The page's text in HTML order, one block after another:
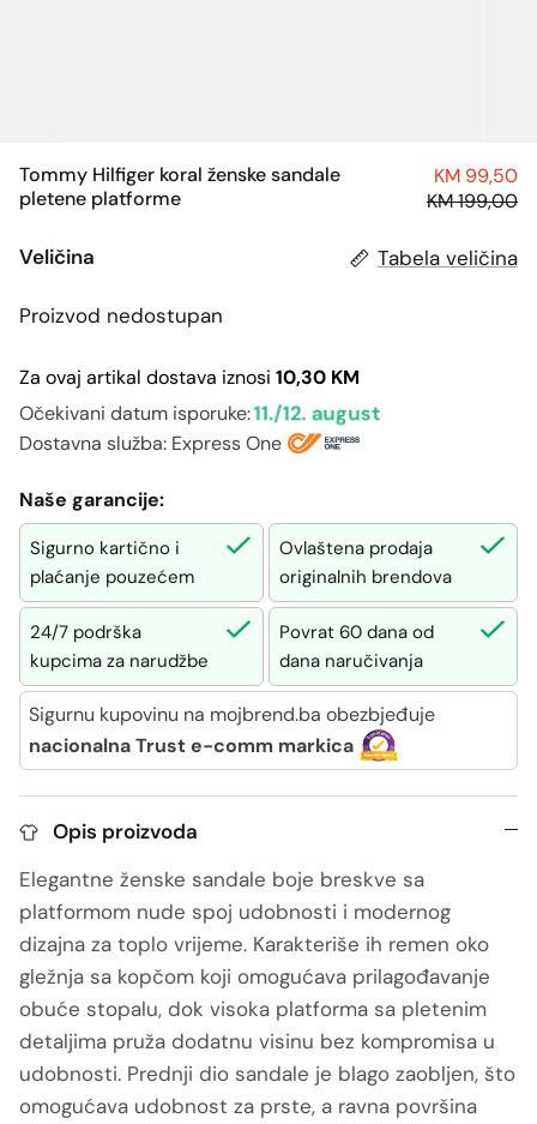
Tommy Hilfiger koral ženske sandale
pletene platforme
KM 99,50
KM 199,00
Veličina Tabela veličina
Proizvod nedostupan
Za ovaj artikal dostava iznosi 10,30 KM
Očekivani datum isporuke:11./12. august
Dostavna služba: Express One
Naše garancije:
Sigurno kartično i
plaćanje pouzećem
Ovlaštena prodaja
originalnih brendova
24/7 podrška
kupcima za narudžbe
Povrat 60 dana od
dana naručivanja
Sigurnu kupovinu na mojbrend.ba obezbjeđuje
nacionalna Trust e-comm markica
Opis proizvoda
Elegantne ženske sandale boje breskve sa
platformom nude spoj udobnosti i modernog
dizajna za toplo vrijeme. Karakteriše ih remen oko
gležnja sa kopčom koji omogućava prilagođavanje
obuće stopalu, dok visoka platforma sa pletenim
detaljima pruža dodatnu visinu bez kompromisa u
udobnosti. Prednji dio sandale je blago zaobljen, što
omogućava udobnost za prste, a ravna površina